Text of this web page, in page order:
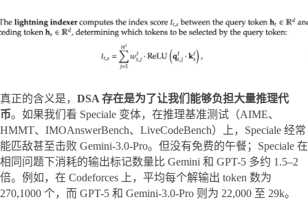
真正的含义是， DSA 存在是为了让我们能够负担大量推理代
币。如果我们看 Speciale 变体，在推理基准测试（AIME、
HMMT、IMOAnswerBench、LiveCodeBench）上，Speciale 经常
能匹敌甚至击败 Gemini-3.0-Pro。但没有免费的午餐；Speciale 在
相同问题下消耗的输出标记数量比 Gemini 和 GPT-5 多约 1.5–2
倍。例如，在 Codeforces 上，平均每个解输出 token 数为
270,1000 个，而 GPT-5 和 Gemini-3.0-Pro 则为 22,000 至 29k。